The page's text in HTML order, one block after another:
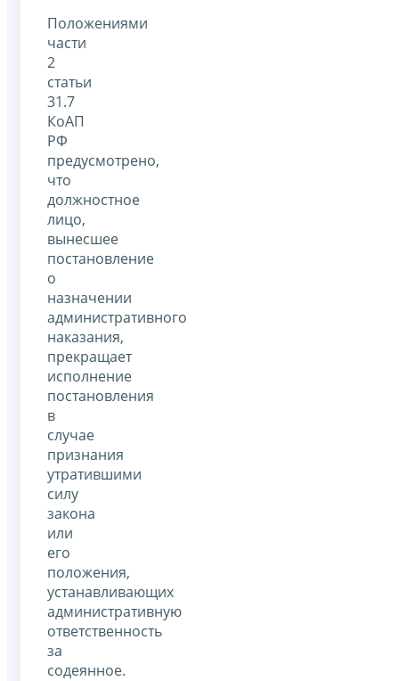
Положениями
части
2
статьи
31.7
КоАП
РФ
предусмотрено,
что
должностное
лицо,
вынесшее
постановление
о
назначении
административного
наказания,
прекращает
исполнение
постановления
в
случае
признания
утратившими
силу
закона
или
его
положения,
устанавливающих
административную
ответственность
за
содеянное.